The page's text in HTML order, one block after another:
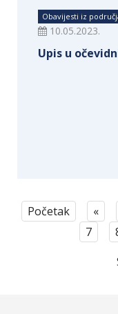
Obavijesti iz
10.05.2023.
Upis u
Početak «
7